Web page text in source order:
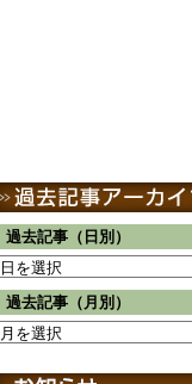
過去記事（日別）
過去記事（月別）